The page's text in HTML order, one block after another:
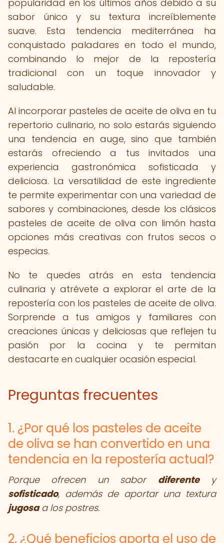
popularidad en los últimos años debido a su
sabor único y su textura increíblemente
suave. Esta tendencia mediterránea ha
conquistado paladares en todo el mundo,
combinando lo mejor de la repostería
tradicional con un toque innovador y
saludable.
Al incorporar pasteles de aceite de oliva en tu
repertorio culinario, no solo estarás siguiendo
una tendencia en auge, sino que también
estarás ofreciendo a tus invitados una
experiencia gastronómica sofisticada y
deliciosa. La versatilidad de este ingrediente
te permite experimentar con una variedad de
sabores y combinaciones, desde los clásicos
pasteles de aceite de oliva con limón hasta
opciones más creativas con frutos secos o
especias.
No te quedes atrás en esta tendencia
culinaria y atrévete a explorar el arte de la
repostería con los pasteles de aceite de oliva.
Sorprende a tus amigos y familiares con
creaciones únicas y deliciosas que reflejen tu
pasión por la cocina y te permitan
destacarte en cualquier ocasión especial.
Preguntas frecuentes
1. ¿Por qué los pasteles de aceite
de oliva se han convertido en una
tendencia en la repostería actual?
Porque ofrecen un sabor diferentey
sofisticado, además de aportar una textura
jugosaa los postres.
2. ¿Qué beneficios aporta el uso de